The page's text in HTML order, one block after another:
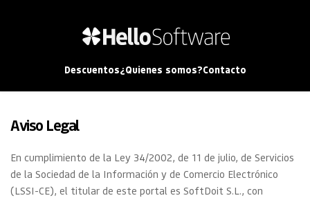
Descuentos¿Quienes somos?Contacto
Aviso Legal
En cumplimiento de la Ley 34/2002, de 11 de julio, de Servicios
de la Sociedad de la Información y de Comercio Electrónico
(LSSI-CE), el titular de este portal es SoftDoit S.L., con